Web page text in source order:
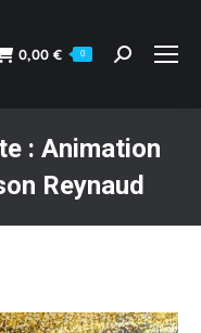
0,00 € 0
Recherche
: Animation
Reynaud